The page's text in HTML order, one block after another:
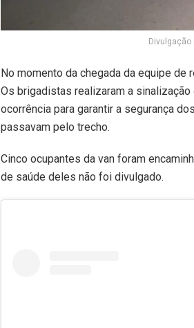
Divulgação
No momento da chegada da equipe de
Os brigadistas realizaram a
ocorrência para garantir a segurança
passavam pelo trecho.
Cinco ocupantes da van foram
de saúde deles não foi divulgado.